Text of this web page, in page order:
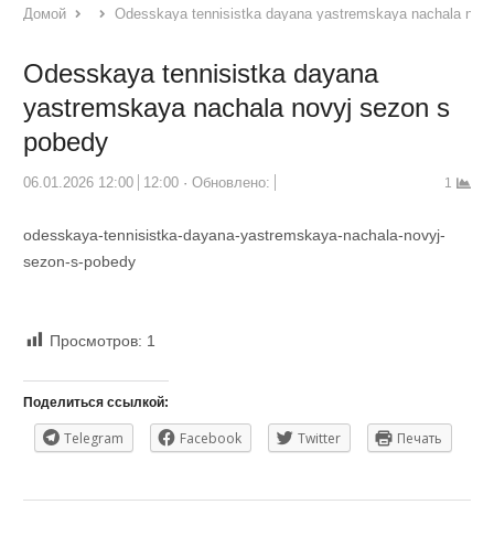
Домой Odesskaya tennisistka dayana yastremskaya nachala
Odesskaya tennisistka dayana
yastremskaya nachala novyj sezon s
pobedy
06.01.2026 12:00 12:00 Обновлено: 1
odesskaya-tennisistka-dayana-yastremskaya-nachala-novyj-
sezon-s-pobedy
Просмотров: 1
Поделиться ссылкой:
Telegram Facebook Twitter Печать